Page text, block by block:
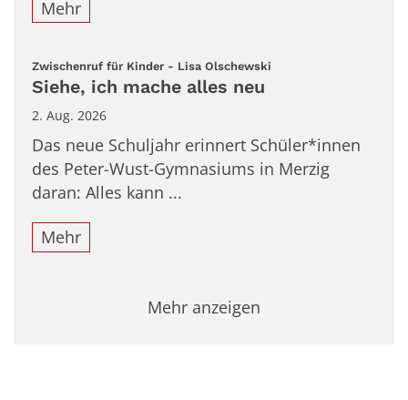
Mehr
Zwischenruf für Kinder - Lisa Olschewski
Siehe, ich mache alles neu
2. Aug. 2026
Das neue Schuljahr erinnert Schüler*innen
des Peter-Wust-Gymnasiums in Merzig
daran: Alles kann ...
Mehr
Mehr anzeigen